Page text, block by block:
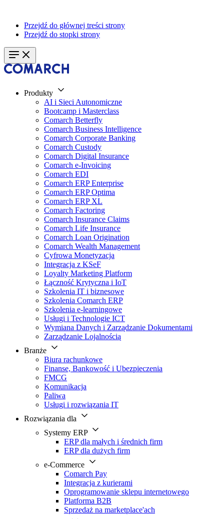
Przejdź do głównej treści strony
Przejdź do stopki strony
Produkty
AI i Sieci Autonomiczne
Bootcamp i Masterclass
Comarch Betterfly
Comarch Business Intelligence
Comarch Corporate Banking
Comarch Custody
Comarch Digital Insurance
Comarch e-Invoicing
Comarch EDI
Comarch ERP Enterprise
Comarch ERP Optima
Comarch ERP XL
Comarch Factoring
Comarch Insurance Claims
Comarch Life Insurance
Comarch Loan Origination
Comarch Wealth Management
Cyfrowa Monetyzacja
Integracja z KSeF
Loyalty Marketing Platform
Łączność Krytyczna i IoT
Szkolenia IT i biznesowe
Szkolenia Comarch ERP
Szkolenia e-learningowe
Usługi i Technologie ICT
Wymiana Danych i Zarządzanie Dokumentami
Zarządzanie Lojalnością
Branże
Biura rachunkowe
Finanse, Bankowość i Ubezpieczenia
FMCG
Komunikacja
Paliwa
Usługi i rozwiązania IT
Rozwiązania dla
Systemy ERP
ERP dla małych i średnich firm
ERP dla dużych firm
e-Commerce
Comarch Pay
Integracja z kurierami
Oprogramowanie sklepu internetowego
Platforma B2B
Sprzedaż na marketplace'ach